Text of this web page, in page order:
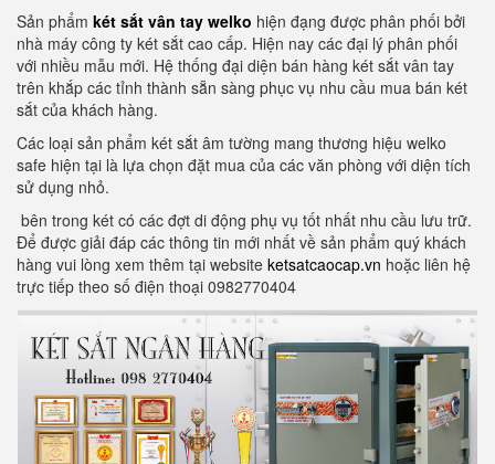
Sản phẩm két sắt vân tay welko hiện đạng được phân phối bởi
nhà máy công ty két sắt cao cấp. Hiện nay các đại lý phân phối
với nhiều mẫu mới. Hệ thống đại diện bán hàng két sắt vân tay
trên khắp các tỉnh thành sẵn sàng phục vụ nhu cầu mua bán két
sắt của khách hàng.
Các loại sản phẩm két sắt âm tường mang thương hiệu welko
safe hiện tại là lựa chọn đặt mua của các văn phòng với diện tích
sử dụng nhỏ.
bên trong két có các đợt di động phụ vụ tốt nhất nhu cầu lưu trữ.
Để được giải đáp các thông tin mới nhất về sản phẩm quý khách
hàng vui lòng xem thêm tại website ketsatcaocap.vn hoặc liên hệ
trực tiếp theo số điện thoại 0982770404